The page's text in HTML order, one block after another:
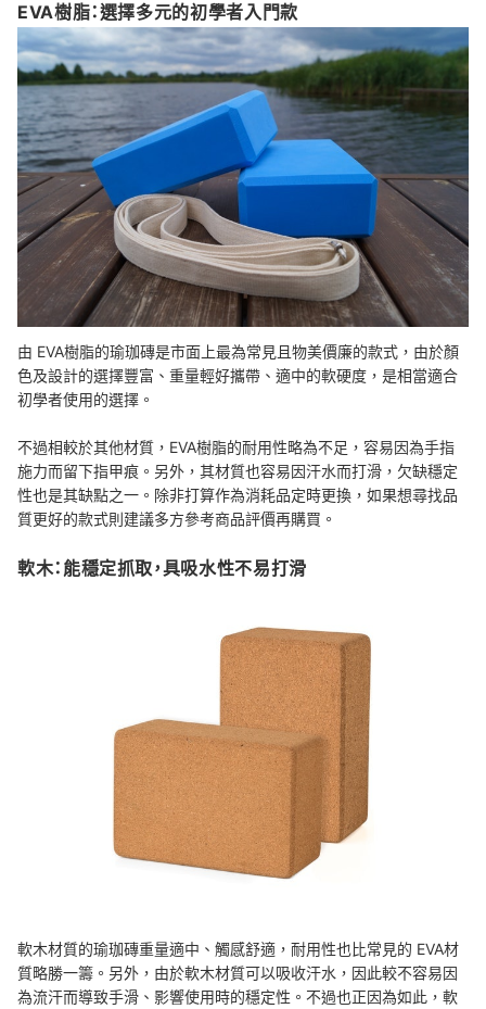
EVA樹脂：選擇多元的初學者入門款
由 EVA樹脂的瑜珈磚是市面上最為常見且物美價廉的款式，由於顏
色及設計的選擇豐富、重量輕好攜帶、適中的軟硬度，是相當適合
初學者使用的選擇。
不過相較於其他材質，EVA樹脂的耐用性略為不足，容易因為手指
施力而留下指甲痕。另外，其材質也容易因汗水而打滑，欠缺穩定
性也是其缺點之一。除非打算作為消耗品定時更換，如果想尋找品
質更好的款式則建議多方參考商品評價再購買。
軟木：能穩定抓取，具吸水性不易打滑
軟木材質的瑜珈磚重量適中、觸感舒適，耐用性也比常見的 EVA材
質略勝一籌。另外，由於軟木材質可以吸收汗水，因此較不容易因
為流汗而導致手滑、影響使用時的穩定性。不過也正因為如此，軟